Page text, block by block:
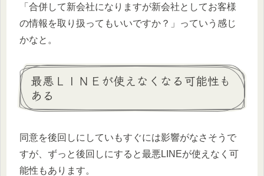
「合併して新会社になりますが新会社としてお客様
の情報を取り扱ってもいいですか？」っていう感じ
かなと。
最悪ＬＩＮＥが使えなくなる可能性も
ある
同意を後回しにしていもすぐには影響がなさそうで
すが、ずっと後回しにすると最悪LINEが使えなく可
能性もあります。